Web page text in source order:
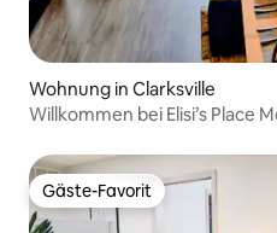
Wohnung in Clarksville
Willkommen bei Elisi’s Place Moderne 2-Zimmer-
Gäste-Favorit
Gäste-Favorit